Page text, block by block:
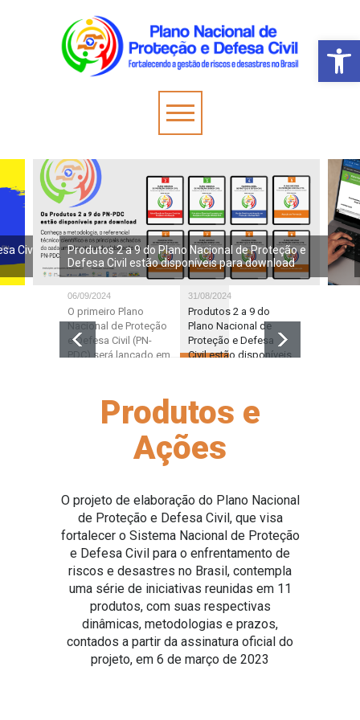
Barra de
Civil
Produtos 2 a 9 do Plano Nacional de Proteção e
Defesa Civil estão disponíveis para download
06/09/2024
O primeiro Plano
Nacional de Proteção
e Defesa Civil (PN-
PDC) será lançado em
31/08/2024
Produtos 2 a 9 do
Plano Nacional de
Proteção e Defesa
Civil estão disponíveis
Produtos e
Ações
O projeto de elaboração do Plano Nacional
de Proteção e Defesa Civil, que visa
fortalecer o Sistema Nacional de Proteção
e Defesa Civil para o enfrentamento de
riscos e desastres no Brasil, contempla
uma série de iniciativas reunidas em 11
produtos, com suas respectivas
dinâmicas, metodologias e prazos,
contados a partir da assinatura oficial do
projeto, em 6 de março de 2023